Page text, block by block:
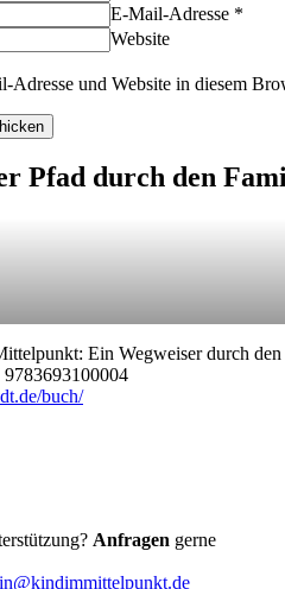
E-Mail-Adresse *
Website
Adresse und Website in diesem
Pfad durch den
Ein Wegweiser durch den
buch/
Anfragen gerne